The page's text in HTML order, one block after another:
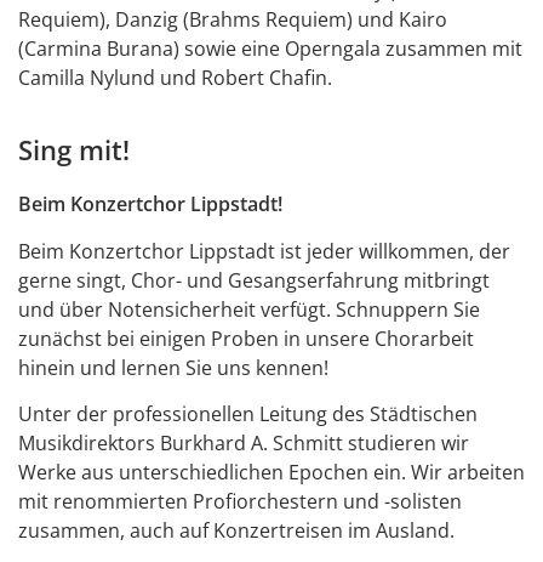
Requiem), Danzig (Brahms Requiem) und Kairo
(Carmina Burana) sowie eine Operngala zusammen mit
Camilla Nylund und Robert Chafin.
Sing mit!
Beim Konzertchor Lippstadt!
Beim Konzertchor Lippstadt ist jeder willkommen, der
gerne singt, Chor- und Gesangserfahrung mitbringt
und über Notensicherheit verfügt. Schnuppern Sie
zunächst bei einigen Proben in unsere Chorarbeit
hinein und lernen Sie uns kennen!
Unter der professionellen Leitung des Städtischen
Musikdirektors Burkhard A. Schmitt studieren wir
Werke aus unterschiedlichen Epochen ein. Wir arbeiten
mit renommierten Profiorchestern und -solisten
zusammen, auch auf Konzertreisen im Ausland.